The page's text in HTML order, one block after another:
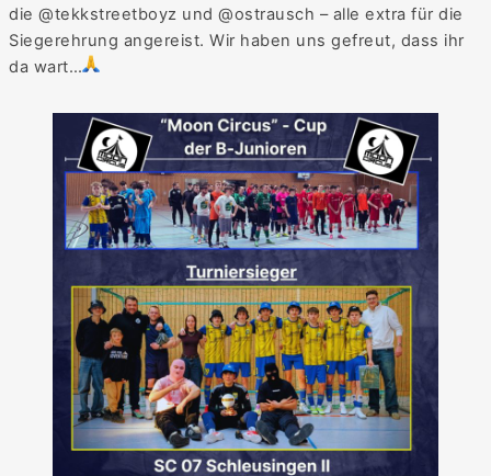
die @tekkstreetboyz und @ostrausch – alle extra für die
Siegerehrung angereist. Wir haben uns gefreut, dass ihr
da wart…